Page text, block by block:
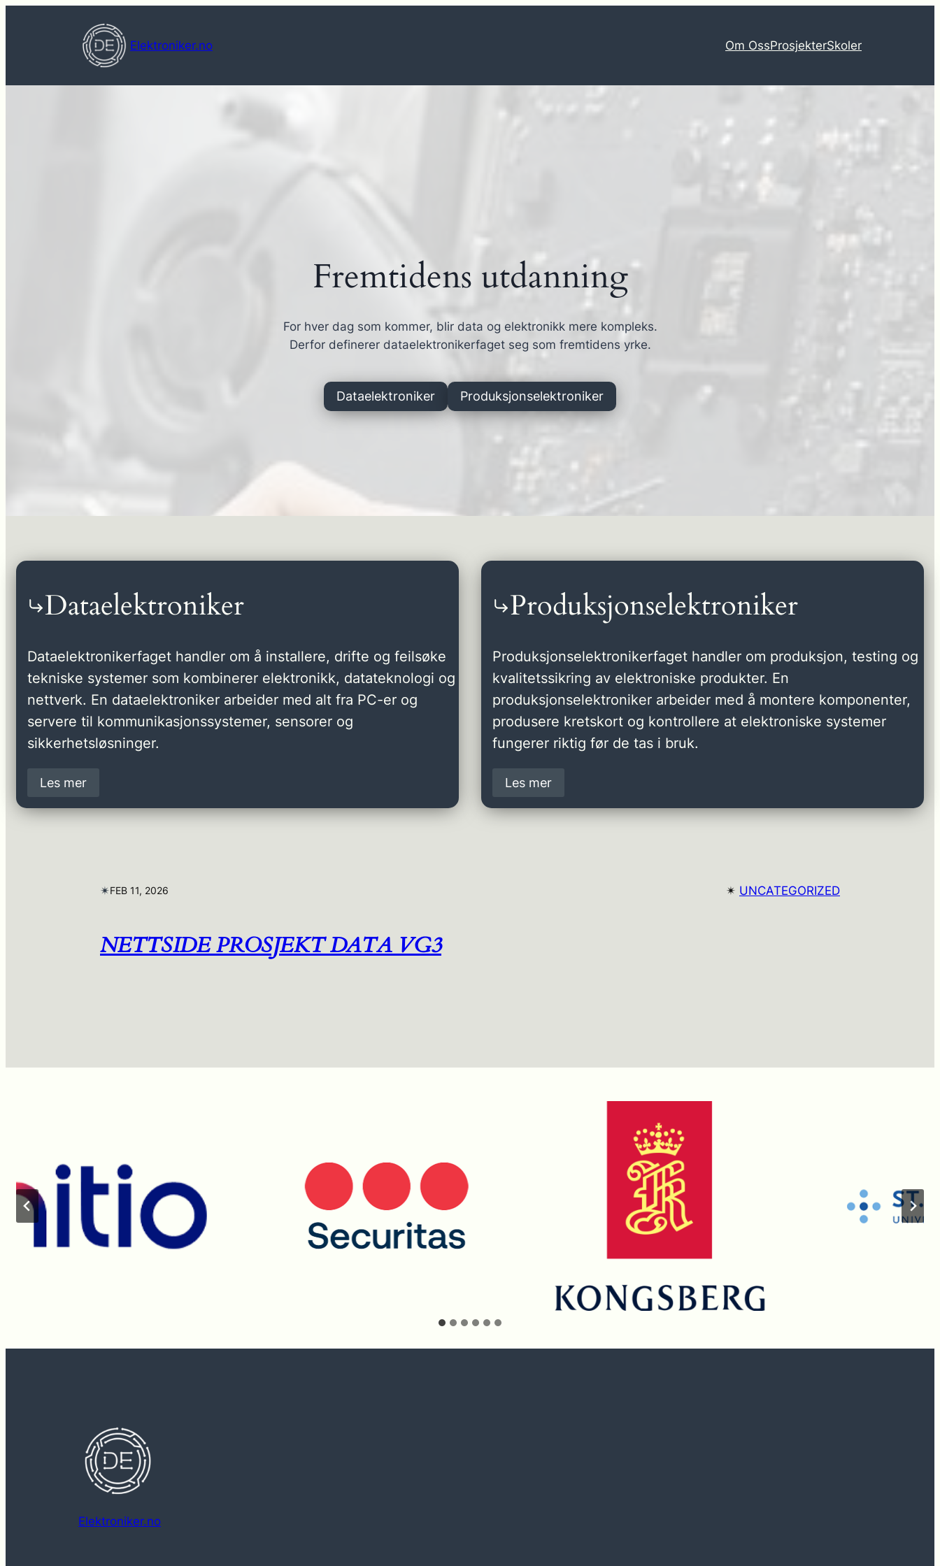
Elektroniker.no Om OssProsjekterSkoler
Fremtidens utdanning
For hver dag som kommer, blir data og elektronikk mere kompleks.
Derfor definerer dataelektronikerfaget seg som fremtidens yrke.
Dataelektroniker Produksjonselektroniker
Dataelektroniker
Dataelektronikerfaget handler om å installere, drifte og feilsøke
tekniske systemer som kombinerer elektronikk, datateknologi og
nettverk. En dataelektroniker arbeider med alt fra PC-er og
servere til kommunikasjonssystemer, sensorer og
sikkerhetsløsninger.
Les mer
Produksjonselektroniker
Produksjonselektronikerfaget handler om produksjon, testing og
kvalitetssikring av elektroniske produkter. En
produksjonselektroniker arbeider med å montere komponenter,
produsere kretskort og kontrollere at elektroniske systemer
fungerer riktig før de tas i bruk.
Les mer
✴︎FEB 11, 2026 ✴︎ UNCATEGORIZED
NETTSIDE PROSJEKT DATA VG3
Elektroniker.no